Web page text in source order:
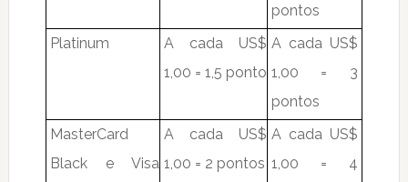
pontos
Platinum
A cada US$
1,00 = 1,5 ponto
A cada US$
1,00 = 3
pontos
MasterCard
Black e Visa
A cada US$
1,00 = 2 pontos
A cada US$
1,00 = 4